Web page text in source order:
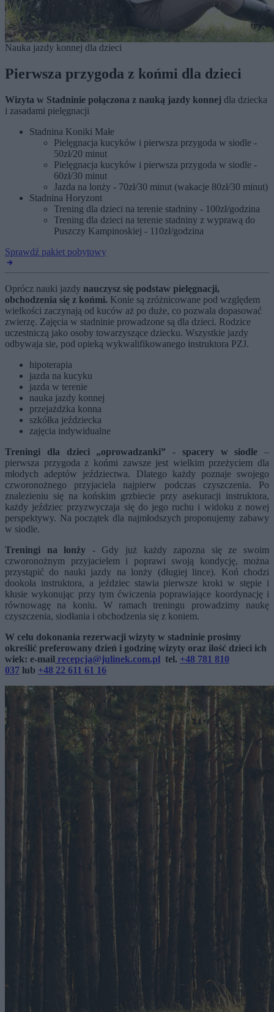
Nauka jazdy konnej dla dzieci
Pierwsza przygoda z końmi dla dzieci
Wizyta w Stadninie połączona z nauką jazdy konnej dla dziecka
i zasadami pielęgnacji
Stadnina Koniki Małe
Pielęgnacja kucyków i pierwsza przygoda w siodle -
50zł/20 minut
Pielęgnacja kucyków i pierwsza przygoda w siodle -
60zł/30 minut
Jazda na lonży - 70zł/30 minut (wakacje 80zł/30 minut)
Stadnina Horyzont
Trening dla dzieci na terenie stadniny - 100zł/godzina
Trening dla dzieci na terenie stadniny z wyprawą do
Puszczy Kampinoskiej - 110zł/godzina
Sprawdź pakiet pobytowy
Oprócz nauki jazdy nauczysz się podstaw pielęgnacji,
obchodzenia się z końmi. Konie są zróżnicowane pod względem
wielkości zaczynają od kuców aż po duże, co pozwala dopasować
zwierzę. Zajęcia w stadninie prowadzone są dla dzieci. Rodzice
uczestniczą jako osoby towarzyszące dziecku. Wszystkie jazdy
odbywaja sie, pod opieką wykwalifikowanego instruktora PZJ.
hipoterapia
jazda na kucyku
jazda w terenie
nauka jazdy konnej
przejażdżka konna
szkółka jeździecka
zajęcia indywidualne
Treningi dla dzieci „oprowadzanki” - spacery w siodle –
pierwsza przygoda z końmi zawsze jest wielkim przeżyciem dla
młodych adeptów jeździectwa. Dlatego każdy poznaje swojego
czworonożnego przyjaciela najpierw podczas czyszczenia. Po
znalezieniu się na końskim grzbiecie przy asekuracji instruktora,
każdy jeździec przyzwyczaja się do jego ruchu i widoku z nowej
perspektywy. Na początek dla najmłodszych proponujemy zabawy
w siodle.
Treningi na lonży - Gdy już każdy zapozna się ze swoim
czworonożnym przyjacielem i poprawi swoją kondycję, można
przystąpić do nauki jazdy na lonży (długiej lince). Koń chodzi
dookoła instruktora, a jeździec stawia pierwsze kroki w stępie i
kłusie wykonując przy tym ćwiczenia poprawiające koordynację i
równowagę na koniu. W ramach treningu prowadzimy naukę
czyszczenia, siodłania i obchodzenia się z koniem.
W celu dokonania rezerwacji wizyty w stadninie prosimy
określić preferowany dzień i godzinę wizyty oraz ilość dzieci ich
wiek: e-mail recepcja@julinek.com.pl tel. +48 781 810
037 lub +48 22 611 61 16